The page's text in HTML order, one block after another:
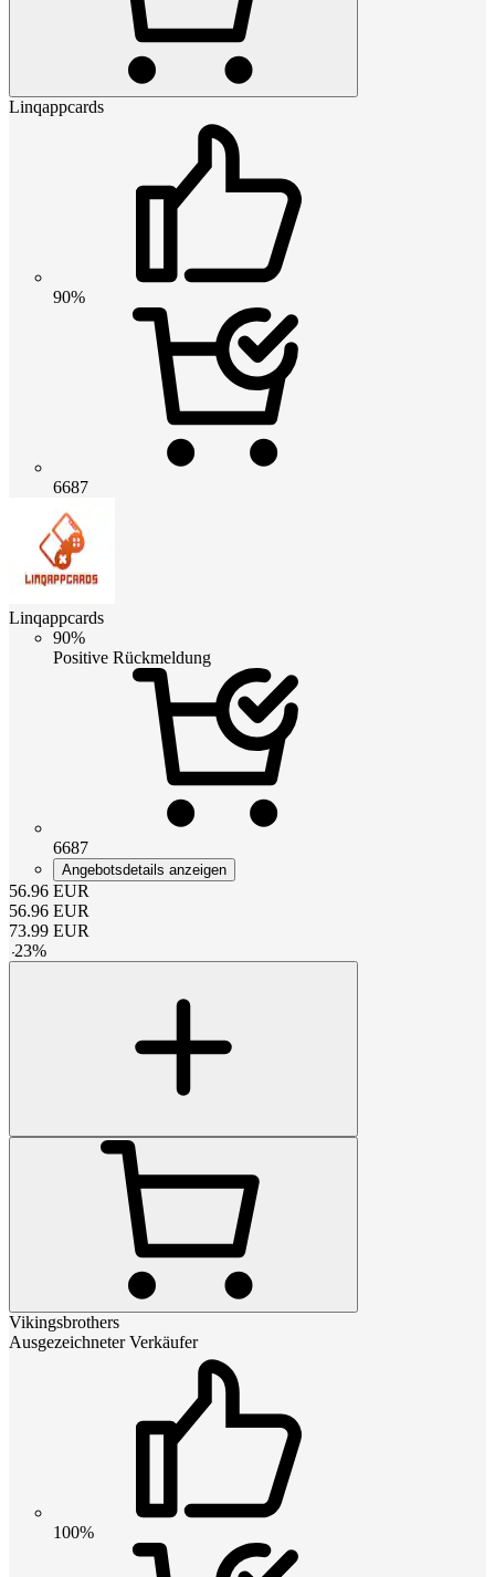
Linqappcards
90%
6687
Linqappcards
90%
Positive Rückmeldung
6687
Angebotsdetails anzeigen
56.96 EUR
56.96 EUR
73.99 EUR
-23%
Vikingsbrothers
Ausgezeichneter Verkäufer
100%